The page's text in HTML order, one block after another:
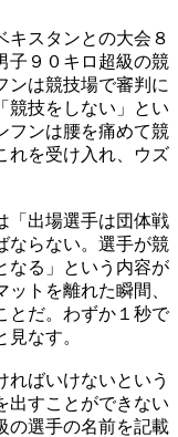
キスタンとの大会８
子９０キロ超級の競
ンは競技場で審判に
競技をしない」とい
フンは腰を痛めて競
れを受け入れ、ウズ
「出場選手は団体戦
ならない。選手が競
なる」という内容が
トを離れた瞬間、
とだ。わずか１秒で
なす。
ればいけないという
出すことができない
の選手の名前を記載